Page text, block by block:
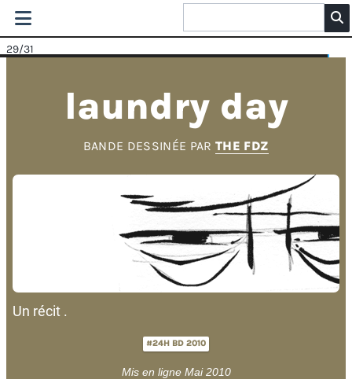
29/31
laundry day
BANDE DESSINÉE PAR THE FDZ
Un récit .
#24H BD 2010
Mis en ligne Mai 2010